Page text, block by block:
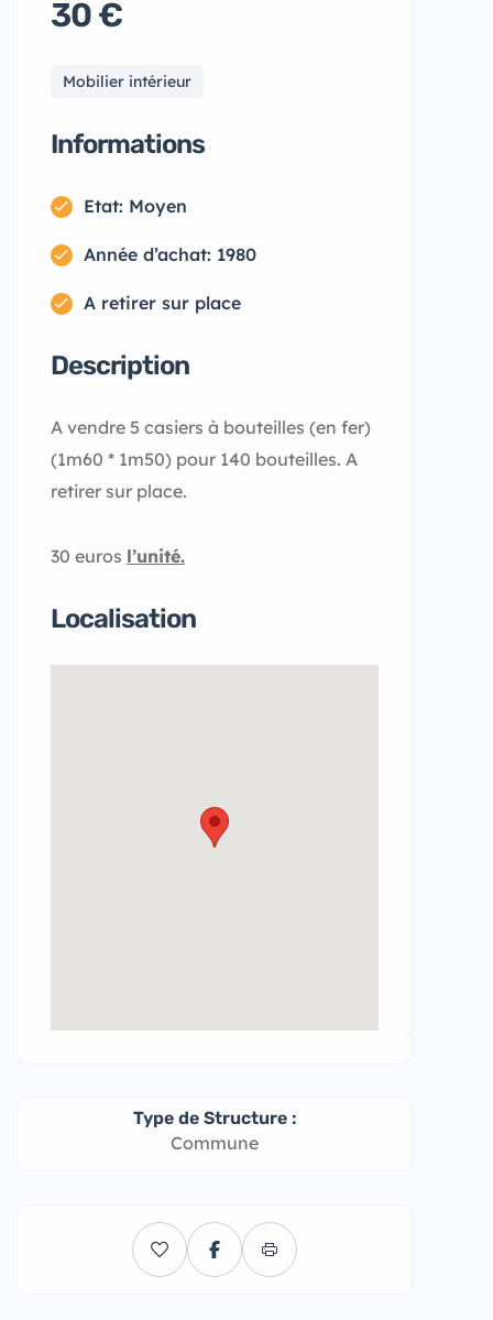
30 €
Mobilier intérieur
Informations
Etat: Moyen
Année d’achat: 1980
A retirer sur place
Description
A vendre 5 casiers à bouteilles (en fer)
(1m60 * 1m50) pour 140 bouteilles. A
retirer sur place.
30 euros l’unité.
Localisation
Type de Structure :
Commune